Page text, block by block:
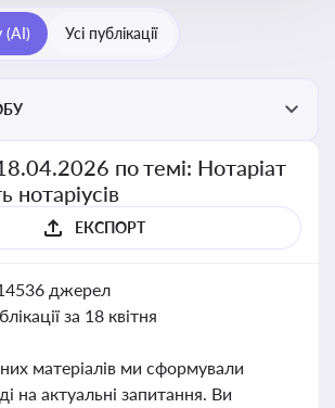
(AI) Усі публікації
по темі: Нотаріат
нотаріусів
ЕКСПОРТ
джерел
за 18 квітня
матеріалів ми сформували
на актуальні запитання. Ви